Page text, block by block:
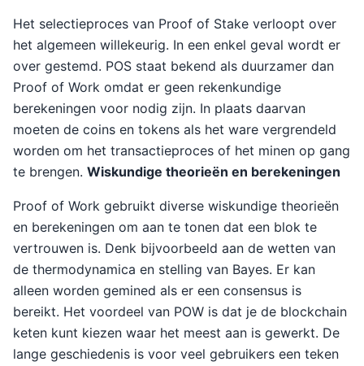
Het selectieproces van Proof of Stake verloopt over
het algemeen willekeurig. In een enkel geval wordt er
over gestemd. POS staat bekend als duurzamer dan
Proof of Work omdat er geen rekenkundige
berekeningen voor nodig zijn. In plaats daarvan
moeten de coins en tokens als het ware vergrendeld
worden om het transactieproces of het minen op gang
te brengen. Wiskundige theorieën en berekeningen
Proof of Work gebruikt diverse wiskundige theorieën
en berekeningen om aan te tonen dat een blok te
vertrouwen is. Denk bijvoorbeeld aan de wetten van
de thermodynamica en stelling van Bayes. Er kan
alleen worden gemined als er een consensus is
bereikt. Het voordeel van POW is dat je de blockchain
keten kunt kiezen waar het meest aan is gewerkt. De
lange geschiedenis is voor veel gebruikers een teken